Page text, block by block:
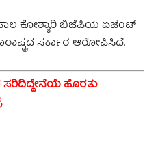
ಕೋಶ್ಯಾರಿ ಬಿಜೆಪಿಯ ಏಜೆಂಟ್
ಸರ್ಕಾರ ಆರೋಪಿಸಿದೆ.
ಹೊರತು